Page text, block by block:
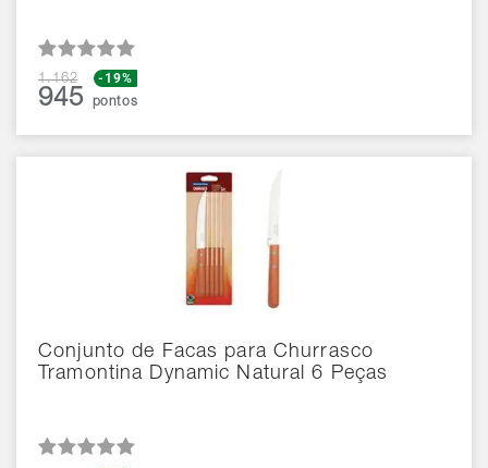
1.162 -19%
945 pontos
Conjunto de Facas para Churrasco
Tramontina Dynamic Natural 6 Peças